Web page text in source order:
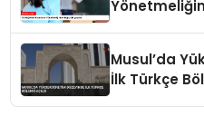
Musul’da
İlk Türkçe